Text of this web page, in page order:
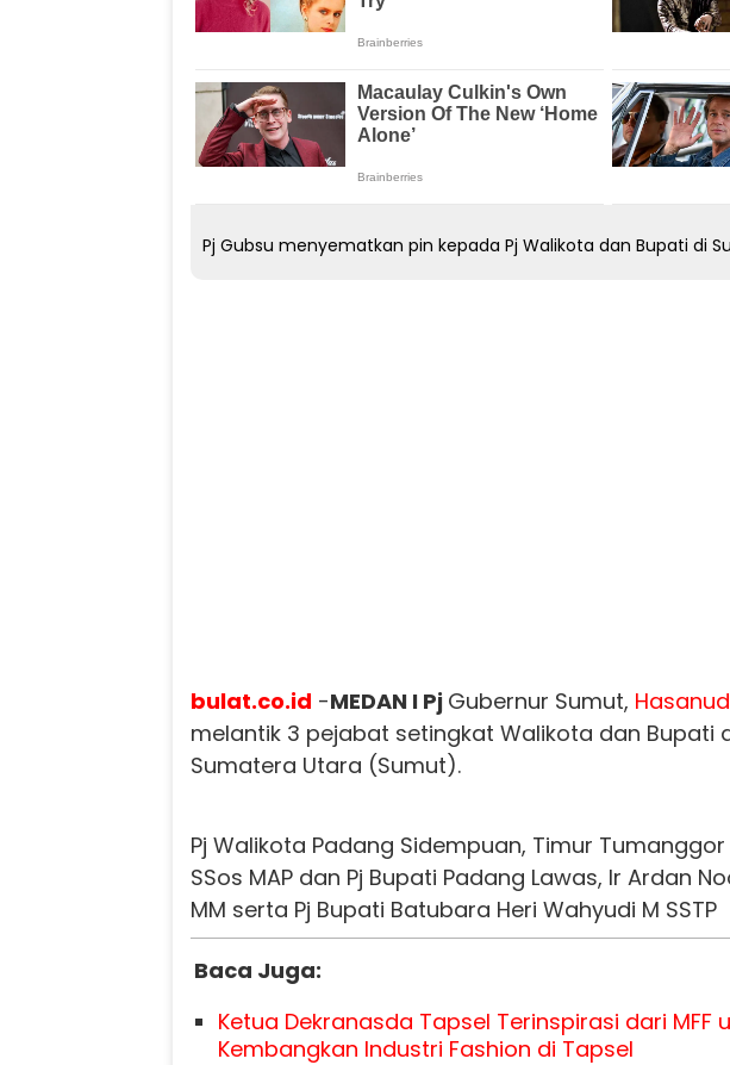
Pj Gubsu menyematkan pin kepada Pj Walikota dan Bupati di
bulat.co.id -MEDAN I Pj Gubernur Sumut,
melantik 3 pejabat setingkat Walikota dan Bupati
Sumatera Utara (Sumut).
Pj Walikota Padang Sidempuan, Timur Tumanggor
SSos MAP dan Pj Bupati Padang Lawas, Ir Ardan
MM serta Pj Bupati Batubara Heri Wahyudi M SSTP
Baca Juga:
Ketua Dekranasda Tapsel Terinspirasi dari MFF
Kembangkan Industri Fashion di Tapsel